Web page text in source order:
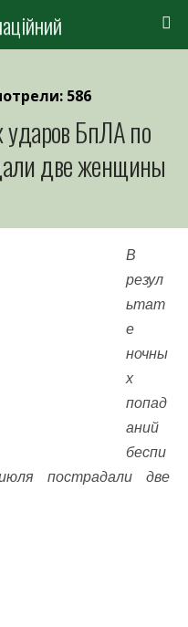
586
ударов БпЛА по
две женщины
В
резул
ьтат
е
ночны
х
попад
аний
беспи
пострадали две